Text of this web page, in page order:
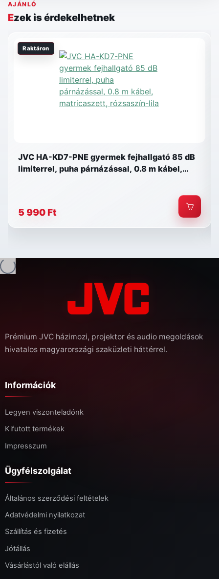
AJÁNLÓ
Ezek is érdekelhetnek
Raktáron
JVC HA-KD7-PNE gyermek fejhallgató 85 dB
limiterrel, puha párnázással, 0.8 m kábel,
5 990 Ft
Prémium JVC házimozi, projektor és audio megoldások
hivatalos magyarországi szaküzleti háttérrel.
Információk
Legyen viszonteladónk
Kifutott termékek
Impresszum
Ügyfélszolgálat
Általános szerződési feltételek
Adatvédelmi nyilatkozat
Szállítás és fizetés
Jótállás
Vásárlástól való elállás